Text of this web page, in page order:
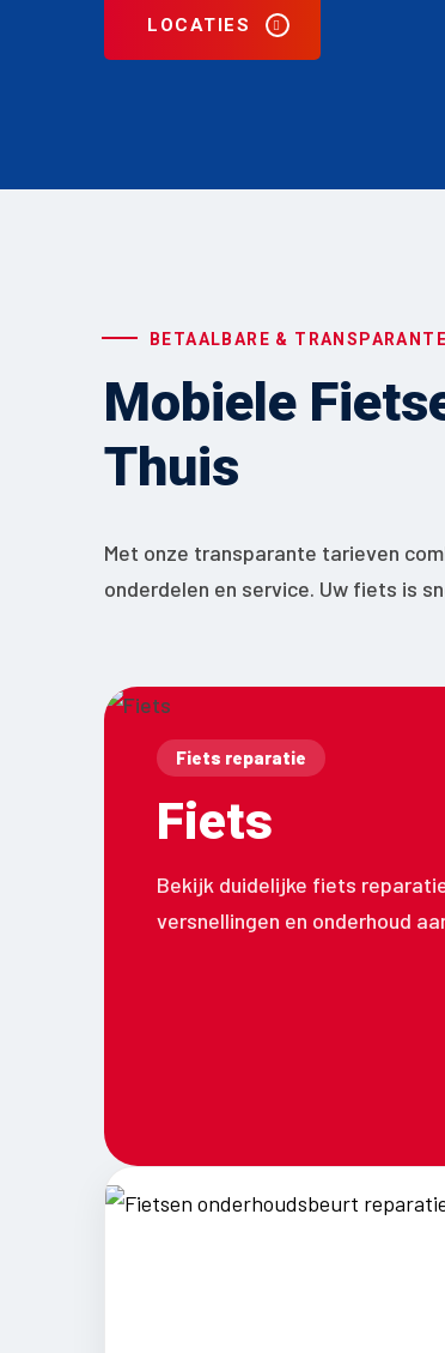
LOCATIES
BETAALBARE &
Mobiele
Thuis
Met onze transparante tarieven
onderdelen en service. Uw fiets is
Fiets reparatie
Fiets
Bekijk duidelijke fiets
versnellingen en onderhoud